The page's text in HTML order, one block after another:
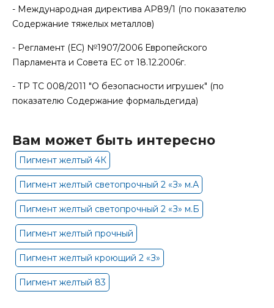
- Международная директива AP89/1 (по показателю
Содержание тяжелых металлов)
- Регламент (ЕС) №1907/2006 Европейского
Парламента и Совета ЕС от 18.12.2006г.
- ТР ТС 008/2011 "О безопасности игрушек" (по
показателю Содержание формальдегида)
Вам может быть интересно
Пигмент желтый 4К
Пигмент желтый светопрочный 2 «З» м.А
Пигмент желтый светопрочный 2 «З» м.Б
Пигмент желтый прочный
Пигмент желтый кроющий 2 «З»
Пигмент желтый 83